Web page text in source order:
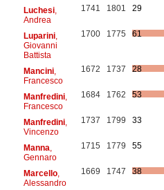
Luchesi,
Andrea
1741 1801 29
Luparini,
Giovanni
Battista
1700 1775 61
Mancini,
Francesco
1672 1737 28
Manfredini,
Francesco
1684 1762 53
Manfredini,
Vincenzo
1737 1799 33
Manna
Gennaro
1715 1779 55
Marcello,
Alessandro
1669 1747 38